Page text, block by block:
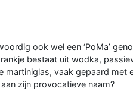
ook wel een ‘PoMa’
bestaat uit wodka,
martiniglas, vaak gepaard
zijn provocatieve naam?